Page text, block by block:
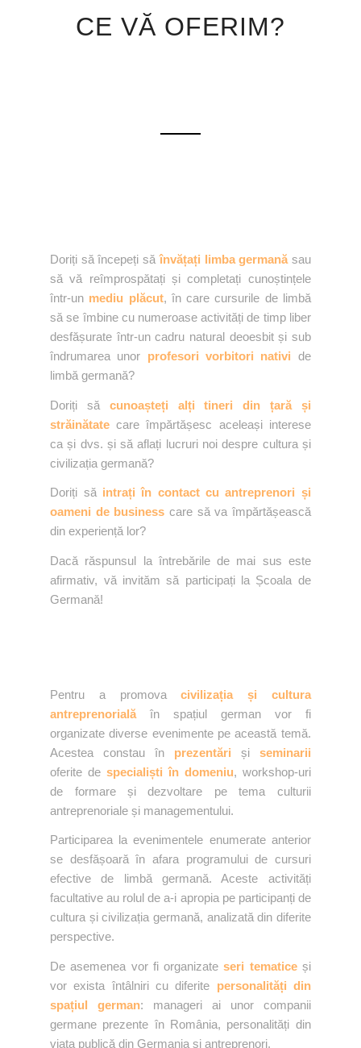
CE VĂ OFERIM?
Doriți să începeți să învățați limba germană sau
să vă reîmprospătați și completați cunoștințele
într-un mediu plăcut, în care cursurile de limbă
să se îmbine cu numeroase activități de timp liber
desfășurate într-un cadru natural deoesbit și sub
îndrumarea unor profesori vorbitori nativi de
limbă germană?
Doriți să cunoașteți alți tineri din țară și
străinătate care împărtășesc aceleași interese
ca și dvs. și să aflați lucruri noi despre cultura și
civilizația germană?
Doriți să intrați în contact cu antreprenori și
oameni de business care să va împărtășească
din experiență lor?
Dacă răspunsul la întrebările de mai sus este
afirmativ, vă invităm să participați la Școala de
Germană!
Pentru a promovacivilizația și cultura
antreprenorială în spațiul german vor fi
organizate diverse evenimente pe această temă.
Acestea constau în prezentări șiseminarii
oferite despecialiști în domeniu, workshop-uri
de formare și dezvoltare pe tema culturii
antreprenoriale și managementului.
Participarea la evenimentele enumerate anterior
se desfășoară în afara programului de cursuri
efective de limbă germană. Aceste activități
facultative au rolul de a-i apropia pe participanți de
cultura și civilizația germană, analizată din diferite
perspective.
De asemenea vor fi organizateseri tematiceși
vor exista întâlniri cu diferite personalități din
spațiul german: manageri ai unor companii
germane prezente în România, personalități din
viața publică din Germania și antreprenori.